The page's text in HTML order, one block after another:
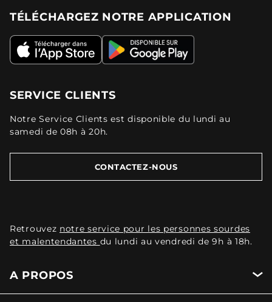
TÉLÉCHARGEZ NOTRE APPLICATION
SERVICE CLIENTS
Notre Service Clients est disponible du lundi au
samedi de 08h à 20h.
CONTACTEZ-NOUS
Retrouvez notre service pour les personnes sourdes
et malentendantes du lundi au vendredi de 9h à 18h.
A PROPOS